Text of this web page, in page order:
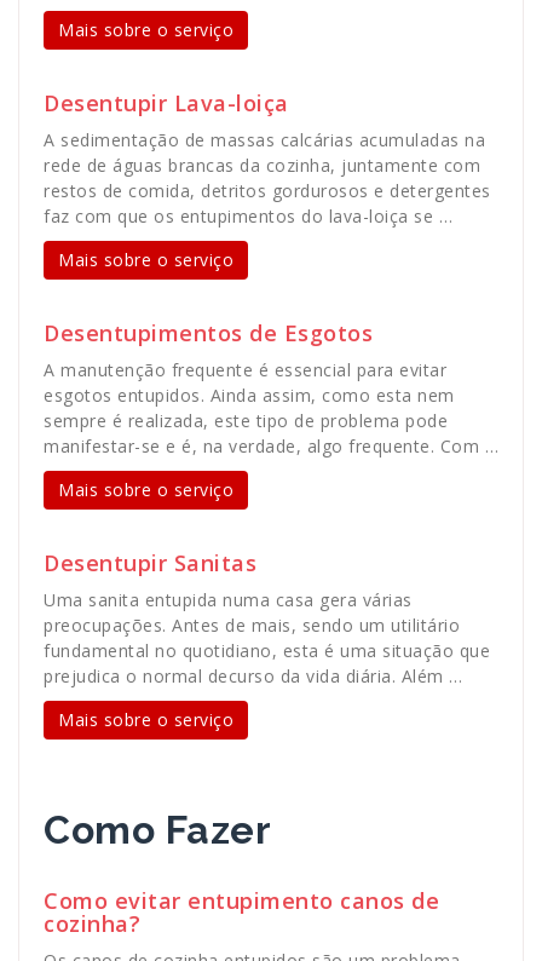
Mais sobre o serviço
Desentupir Lava-loiça
A sedimentação de massas calcárias acumuladas na
rede de águas brancas da cozinha, juntamente com
restos de comida, detritos gordurosos e detergentes
faz com que os entupimentos do lava-loiça se …
Mais sobre o serviço
Desentupimentos de Esgotos
A manutenção frequente é essencial para evitar
esgotos entupidos. Ainda assim, como esta nem
sempre é realizada, este tipo de problema pode
manifestar-se e é, na verdade, algo frequente. Com …
Mais sobre o serviço
Desentupir Sanitas
Uma sanita entupida numa casa gera várias
preocupações. Antes de mais, sendo um utilitário
fundamental no quotidiano, esta é uma situação que
prejudica o normal decurso da vida diária. Além …
Mais sobre o serviço
Como Fazer
Como evitar entupimento canos de
cozinha?